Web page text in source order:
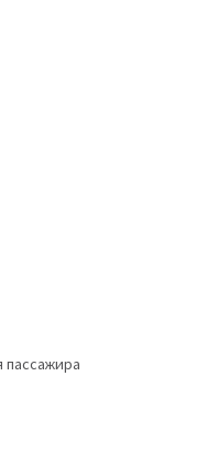
пассажира